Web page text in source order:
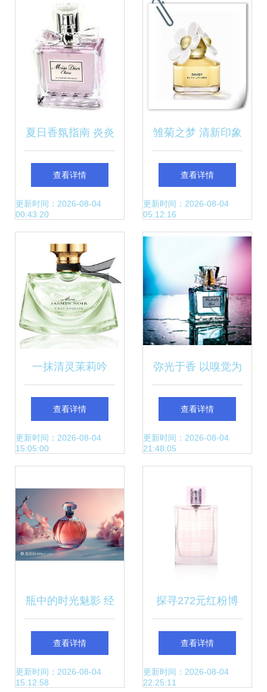
夏日香氛指南 炎炎
夏日，香水怎么用
更清爽？
查看详情
更新时间：2026-08-04
00:43:20
雏菊之梦 清新印象
的芬芳密码
查看详情
更新时间：2026-08-04
05:12:16
一抹清灵茉莉吟
——品鉴宝格丽水
漾夜茉莉淡香水
查看详情
更新时间：2026-08-04
15:05:00
弥光于香 以嗅觉为
眼，定格那一瞬无
声的诗
查看详情
更新时间：2026-08-04
21:48:05
瓶中的时光魅影 经
典香水瓶与珍宝
查看详情
更新时间：2026-08-04
15:12:58
探寻272元红粉博
柏利香水的魅力 价
格、评价与返利诱
查看详情
更新时间：2026-08-04
22:25:11